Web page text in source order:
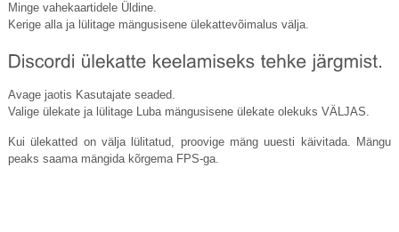
Minge vahekaartidele Üldine.
Kerige alla ja lülitage mängusisene ülekattevõimalus välja.
Avage jaotis Kasutajate seaded.
Valige ülekate ja lülitage Luba mängusisene ülekate olekuks VÄLJAS.
Kui ülekatted on välja lülitatud, proovige mäng uuesti käivitada. Mängu
peaks saama mängida kõrgema FPS-ga.